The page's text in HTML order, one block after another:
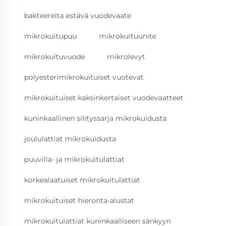
bakteereita estävä vuodevaate
mikrokuitupuu mikrokuituunite
mikrokuituvuode mikrolevyt
polyesterimikrokuituiset vuotevat
mikrokuituiset kaksinkertaiset vuodevaatteet
kuninkaallinen silityssarja mikrokuidusta
joululattiat mikrokuidusta
puuvilla- ja mikrokuitulattiat
korkealaatuiset mikrokuitulattiat
mikrokuituiset hieronta-alustat
mikrokuitulattiat kuninkaalliseen sänkyyn